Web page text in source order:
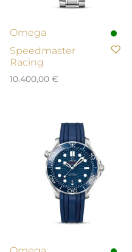
Omega
Speedmaster
Racing
10.400,00 €